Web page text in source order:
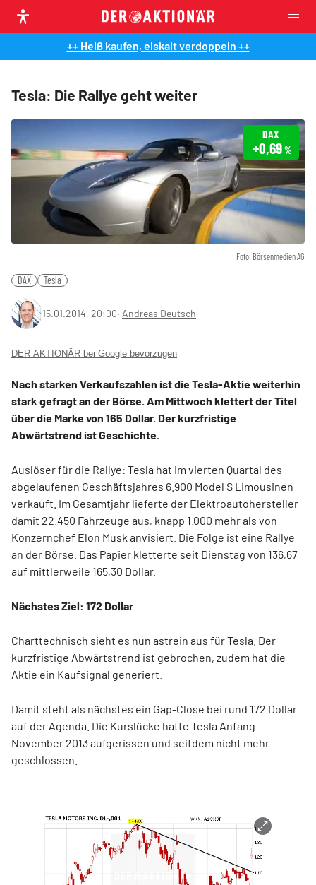
++ Heiß kaufen, eiskalt verdoppeln ++
Tesla: Die Rallye geht weiter
Foto: Börsenmedien AG
DAX
+0,69%
DAX Tesla
15.01.2014, 20:00‧ Andreas Deutsch
DER AKTIONÄR bei Google bevorzugen
Nach starken Verkaufszahlen ist die Tesla-Aktie weiterhin
stark gefragt an der Börse. Am Mittwoch klettert der Titel
über die Marke von 165 Dollar. Der kurzfristige
Abwärtstrend ist Geschichte.
Auslöser für die Rallye: Tesla hat im vierten Quartal des
abgelaufenen Geschäftsjahres 6.900 Model S Limousinen
verkauft. Im Gesamtjahr lieferte der Elektroautohersteller
damit 22.450 Fahrzeuge aus, knapp 1.000 mehr als von
Konzernchef Elon Musk anvisiert. Die Folge ist eine Rallye
an der Börse. Das Papier kletterte seit Dienstag von 136,67
auf mittlerweile 165,30 Dollar.
Nächstes Ziel: 172 Dollar
Charttechnisch sieht es nun astrein aus für Tesla. Der
kurzfristige Abwärtstrend ist gebrochen, zudem hat die
Aktie ein Kaufsignal generiert.
Damit steht als nächstes ein Gap-Close bei rund 172 Dollar
auf der Agenda. Die Kurslücke hatte Tesla Anfang
November 2013 aufgerissen und seitdem nicht mehr
geschlossen.